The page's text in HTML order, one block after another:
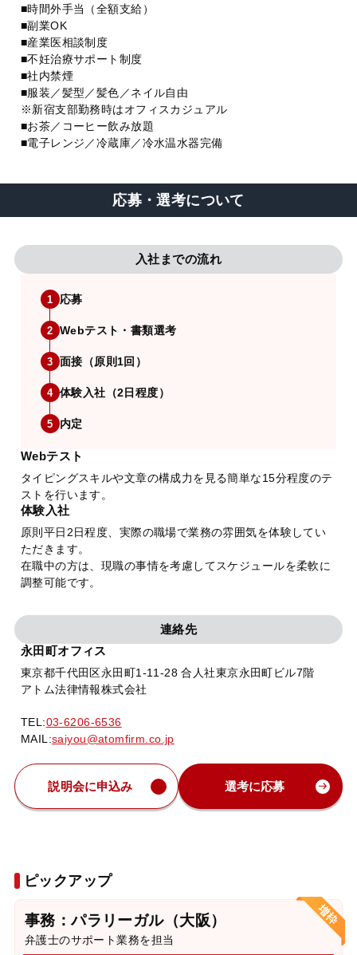
■時間外手当（全額支給）
■副業OK
■産業医相談制度
■不妊治療サポート制度
■社内禁煙
■服装／髪型／髪色／ネイル自由
※新宿支部勤務時はオフィスカジュアル
■お茶／コーヒー飲み放題
■電子レンジ／冷蔵庫／冷水温水器完備
応募・選考について
入社までの流れ
1 応募
2 Webテスト・書類選考
3 面接（原則1回）
4 体験入社（2日程度）
5 内定
Webテスト
タイピングスキルや文章の構成力を見る簡単な15分程度のテ
ストを行います。
体験入社
原則平日2日程度、実際の職場で業務の雰囲気を体験してい
ただきます。
在職中の方は、現職の事情を考慮してスケジュールを柔軟に
調整可能です。
連絡先
永田町オフィス
東京都千代田区永田町1-11-28 合人社東京永田町ビル7階
アトム法律情報株式会社
TEL:03-6206-6536
MAIL:saiyou@atomfirm.co.jp
説明会に申込み 選考に応募
ピックアップ
事務：パラリーガル（大阪）
弁護士のサポート業務を担当